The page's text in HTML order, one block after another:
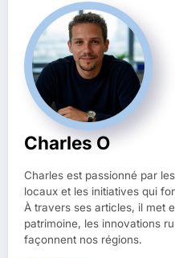
Charles O
Charles est passionné par
locaux et les initiatives qui
À travers ses articles, il met
patrimoine, les innovations
façonnent nos régions.